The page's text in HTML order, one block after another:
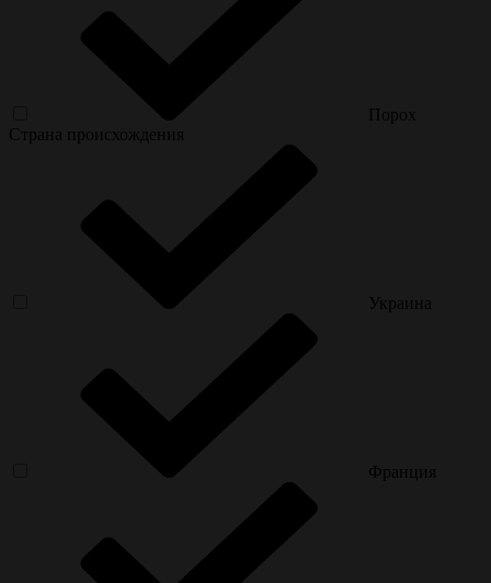
Порох
Страна происхождения
Украина
Франция